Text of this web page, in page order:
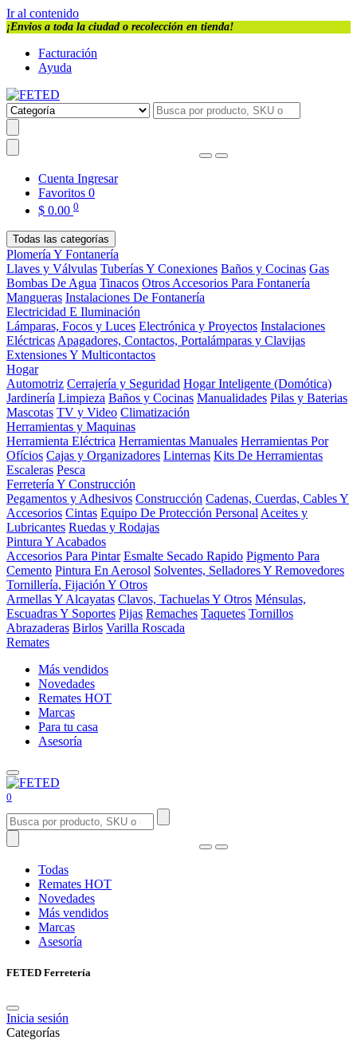
Ir al contenido
¡Envios a toda la ciudad o recolección en tienda!
Facturación
Ayuda
Cuenta Ingresar
Favoritos 0
$ 0.00 0
Todas las categorías
Plomería Y Fontanería
Llaves y Válvulas Tuberías Y Conexiones Baños y Cocinas Gas
Bombas De Agua Tinacos Otros Accesorios Para Fontanería
Mangueras Instalaciones De Fontanería
Electricidad E Iluminación
Lámparas, Focos y Luces Electrónica y Proyectos Instalaciones
Eléctricas Apagadores, Contactos, Portalámparas y Clavijas
Extensiones Y Multicontactos
Hogar
Automotriz Cerrajería y Seguridad Hogar Inteligente (Domótica)
Jardinería Limpieza Baños y Cocinas Manualidades Pilas y Baterias
Mascotas TV y Video Climatización
Herramientas y Maquinas
Herramienta Eléctrica Herramientas Manuales Herramientas Por
Ofícios Cajas y Organizadores Linternas Kits De Herramientas
Escaleras Pesca
Ferretería Y Construcción
Pegamentos y Adhesivos Construcción Cadenas, Cuerdas, Cables Y
Accesorios Cintas Equipo De Protección Personal Aceites y
Lubricantes Ruedas y Rodajas
Pintura Y Acabados
Accesorios Para Pintar Esmalte Secado Rapido Pigmento Para
Cemento Pintura En Aerosol Solventes, Selladores Y Removedores
Tornillería, Fijación Y Otros
Armellas Y Alcayatas Clavos, Tachuelas Y Otros Ménsulas,
Escuadras Y Soportes Pijas Remaches Taquetes Tornillos
Abrazaderas Birlos Varilla Roscada
Remates
Más vendidos
Novedades
Remates HOT
Marcas
Para tu casa
Asesoría
0
Todas
Remates HOT
Novedades
Más vendidos
Marcas
Asesoría
FETED Ferretería
Inicia sesión
Categorías